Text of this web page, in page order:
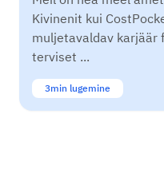
Kivinenit kui
muljetavaldav karjäär
terviset ...
3min lugemine